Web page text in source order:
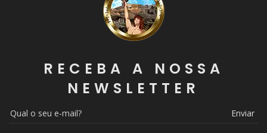
RECEBA A NOSSA
NEWSLETTER
Enviar